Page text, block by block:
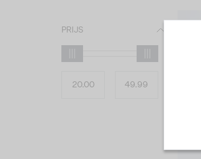
PRIJS